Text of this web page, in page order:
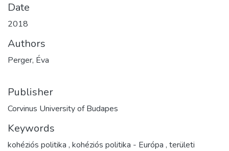
Date
2018
Authors
Perger, Éva
Publisher
Corvinus University of Budapes
Keywords
kohéziós politika , kohéziós politika - Európa , területi